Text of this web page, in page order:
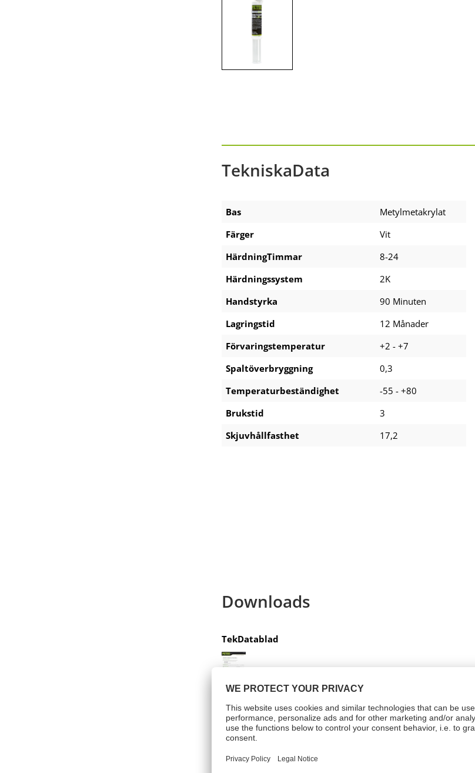
TekniskaData
Bas
Metylmetakrylat
Färger
Vit
HärdningTimmar
8-24
Härdningssystem
2K
Handstyrka
90 Minuten
Lagringstid
12 Månader
Förvaringstemperatur
+2 - +7
Spaltöverbryggning
0,3
Temperaturbeständighet
-55 - +80
Brukstid
3
Skjuvhållfasthet
17,2
Downloads
TekDatablad
Riskindikator (1)